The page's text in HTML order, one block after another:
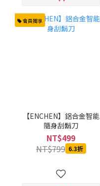
會員獨享
【ENCHEN】鋁合金智能
隨身刮鬍刀
NT$499
NT$799 6.3折